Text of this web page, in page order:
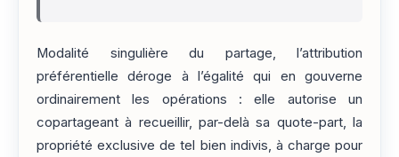
Modalité singulière du partage, l’attribution
préférentielle déroge à l’égalité qui en gouverne
ordinairement les opérations : elle autorise un
copartageant à recueillir, par-delà sa quote-part, la
propriété exclusive de tel bien indivis, à charge pour